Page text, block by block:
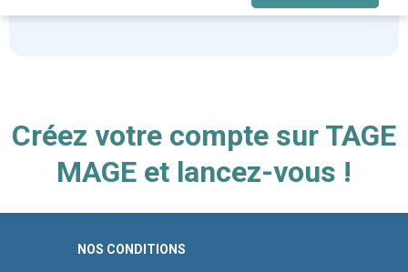
Créez votre compte sur TAGE
MAGE et lancez-vous !
NOS CONDITIONS